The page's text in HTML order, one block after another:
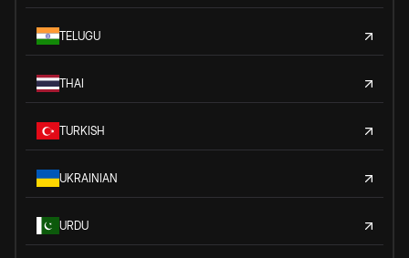
TELUGU
THAI
TURKISH
UKRAINIAN
URDU